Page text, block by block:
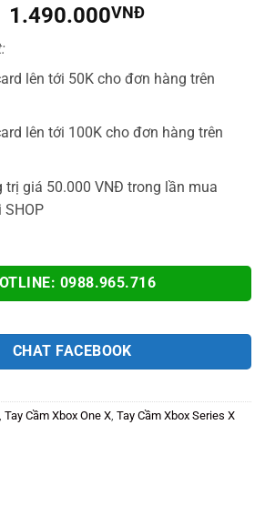
Giá
1.690.000VNĐ.
1.490.000VNĐGiá
là:
lên tới 50K cho đơn hàng trên
lên tới 100K cho đơn hàng trên
trị giá 50.000 VNĐ trong lần mua
0988.965.716
CHAT FACEBOOK
Tay Cầm Xbox One X Tay Cầm Xbox Series X